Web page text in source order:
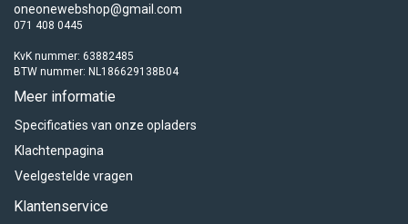
oneonewebshop@gmail.com
071 408 0445
KvK nummer: 63882485
BTW nummer: NL186629138B04
Meer informatie
Specificaties van onze opladers
Klachtenpagina
Veelgestelde vragen
Klantenservice